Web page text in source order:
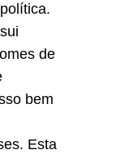
de
bem
Esta